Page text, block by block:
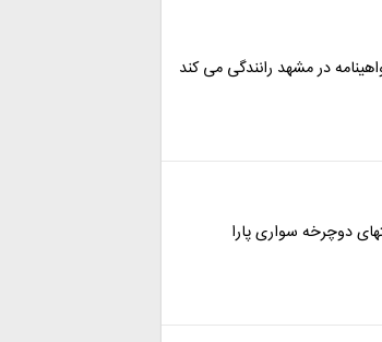
در مشهد رانندگی می کند
دوچرخه سواری پارا